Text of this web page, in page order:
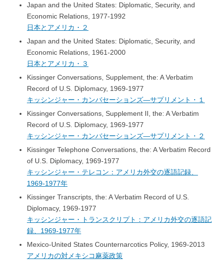
Japan and the United States: Diplomatic, Security, and
Economic Relations, 1977-1992
日本とアメリカ・２
Japan and the United States: Diplomatic, Security, and
Economic Relations, 1961-2000
日本とアメリカ・３
Kissinger Conversations, Supplement, the: A Verbatim
Record of U.S. Diplomacy, 1969-1977
キッシンジャー・カンバセーションズ―サプリメント・１
Kissinger Conversations, Supplement II, the: A Verbatim
Record of U.S. Diplomacy, 1969-1977
キッシンジャー・カンバセーションズ―サプリメント・２
Kissinger Telephone Conversations, the: A Verbatim Record
of U.S. Diplomacy, 1969-1977
キッシンジャー・テレコン：アメリカ外交の逐語記録、
1969-1977年
Kissinger Transcripts, the: A Verbatim Record of U.S.
Diplomacy, 1969-1977
キッシンジャー・トランスクリプト：アメリカ外交の逐語記
録、1969-1977年
Mexico-United States Counternarcotics Policy, 1969-2013
アメリカの対メキシコ麻薬政策